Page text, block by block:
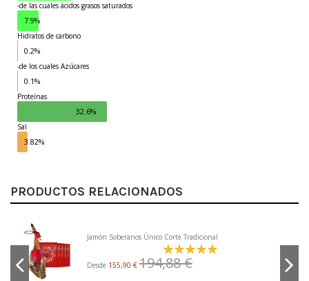
-de las cuales ácidos grasos saturados
7.9%
Hidratos de carbono
0.2%
-de los cuales Azúcares
0.1%
Proteínas
32.6%
Sal
3.82%
PRODUCTOS RELACIONADOS
Jamón Soberanos Único Corte Tradicional
Desde 155,90 € 194,88 €